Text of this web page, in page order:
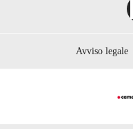
Avviso legale